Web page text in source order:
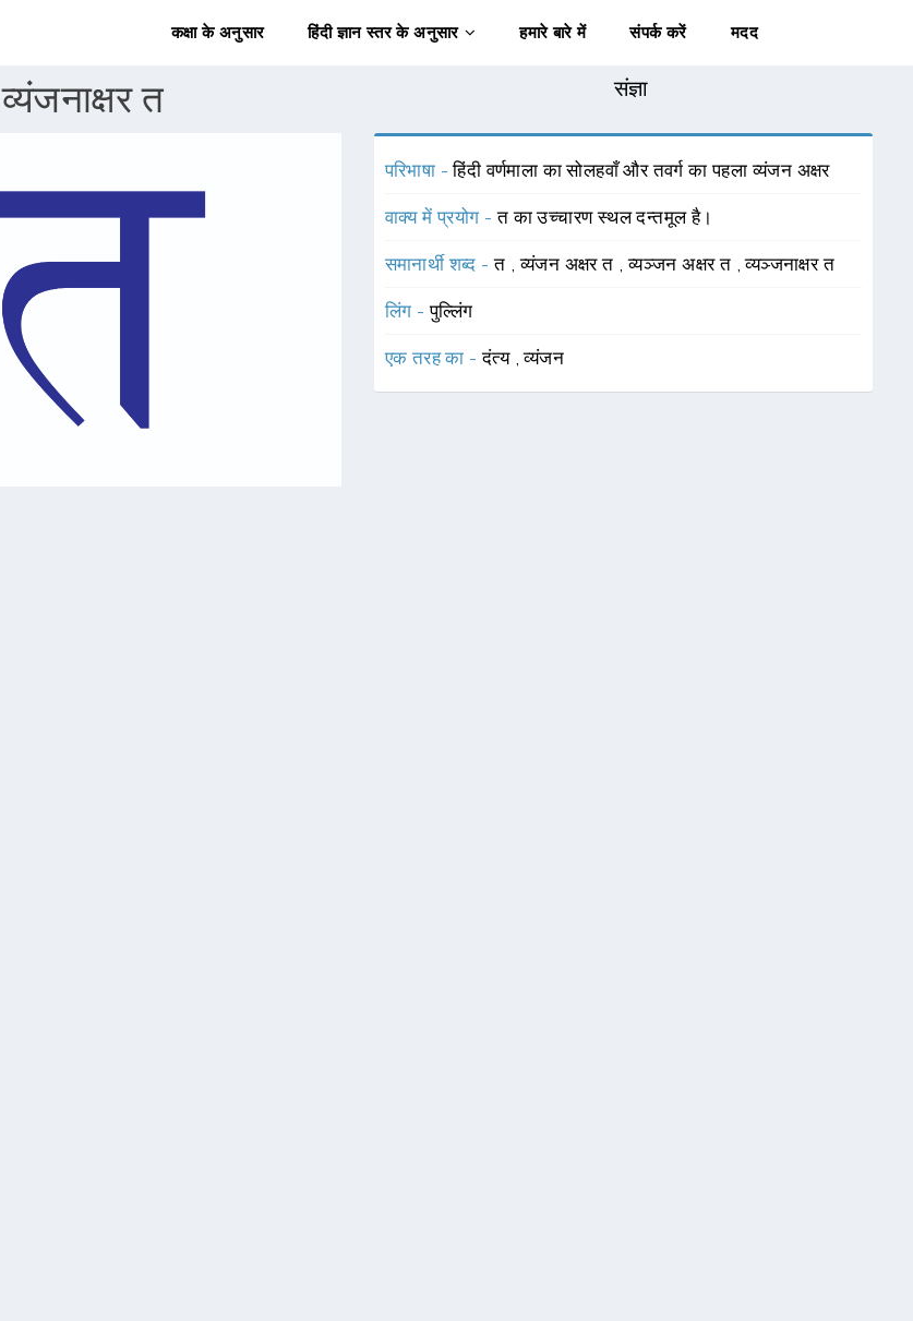
कक्षा के अनुसार हिंदी ज्ञान स्तर के अनुसार हमारे बारे में संपर्क करें मदद
व्यंजनाक्षर त संज्ञा
परिभाषा -हिंदी वर्णमाला का सोलहवाँ और तवर्ग का पहला व्यंजन अक्षर
वाक्य में प्रयोग -त का उच्चारण स्थल दन्तमूल है।
समानार्थी शब्द -त ,व्यंजन अक्षर त ,व्यञ्जन अक्षर त ,व्यञ्जनाक्षर त
लिंग -पुल्लिंग
एक तरह का -दंत्य ,व्यंजन